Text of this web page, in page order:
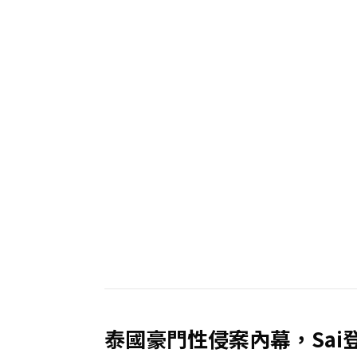
泰國豪門性侵案內幕，Sai